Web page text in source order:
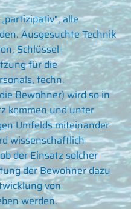
alle
Ausgesuchte Technik
Schlüssel-
für die
techn.
Bewohner) wird so in
kommen und unter
Umfelds miteinander
wissenschaftlich
der Einsatz solcher
der Bewohner dazu
von
werden.